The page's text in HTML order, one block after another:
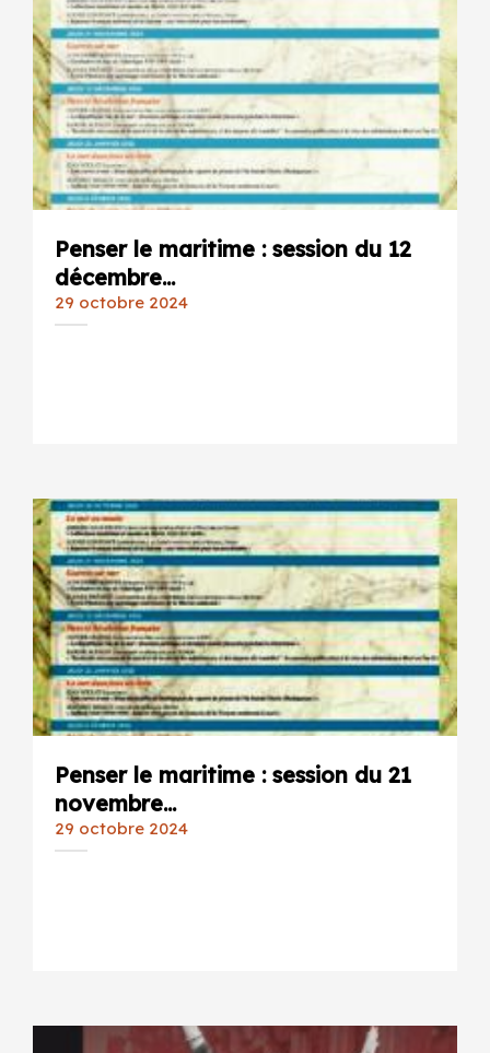
Penser le maritime : session du 12
décembre...
29 octobre 2024
Penser le maritime : session du 21
novembre...
29 octobre 2024